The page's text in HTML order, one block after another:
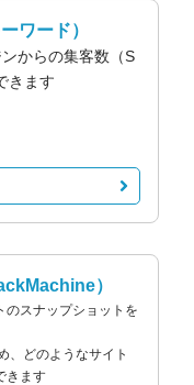
ワード）
からの集客数（S
きます
）
のスナップショットを
、どのようなサイト
きます